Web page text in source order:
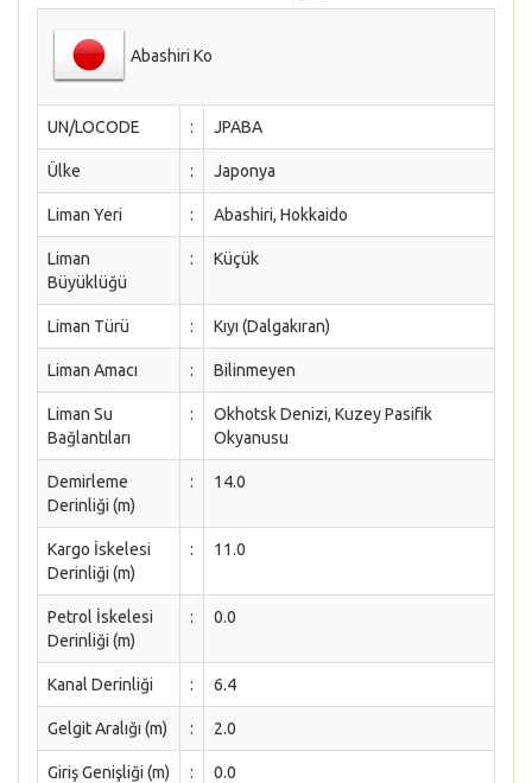
Abashiri Ko
UN/LOCODE : JPABA
Ülke : Japonya
Liman Yeri : Abashiri, Hokkaido
Liman
Büyüklüğü
: Küçük
Liman Türü : Kıyı (Dalgakıran)
Liman Amacı : Bilinmeyen
Liman Su
Bağlantıları
:
Okhotsk Denizi, Kuzey Pasifik
Okyanusu
Demirleme
Derinliği (m)
: 14.0
Kargo İskelesi
Derinliği (m)
: 11.0
Petrol İskelesi
Derinliği (m)
: 0.0
Kanal Derinliği : 6.4
Gelgit Aralığı (m) : 2.0
Giriş Genişliği (m) : 0.0